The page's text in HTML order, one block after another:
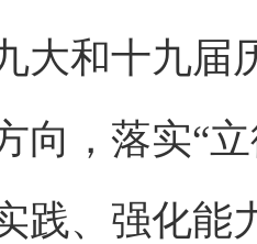
大和十九届
向，落实“
践、强化能